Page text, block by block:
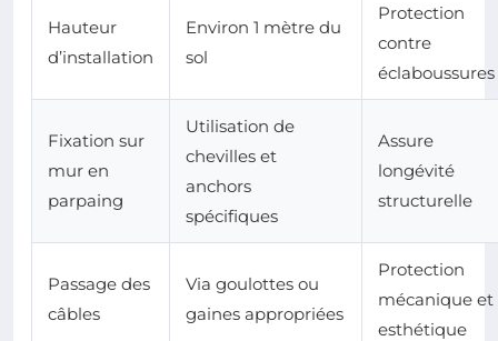
Hauteur
d’installation
Environ 1 mètre du
sol
Protection
contre
éclaboussures
Fixation sur
mur en
parpaing
Utilisation de
chevilles et
anchors
spécifiques
Assure
longévité
structurelle
Passage des
câbles
Via goulottes ou
gaines appropriées
Protection
mécanique et
esthétique